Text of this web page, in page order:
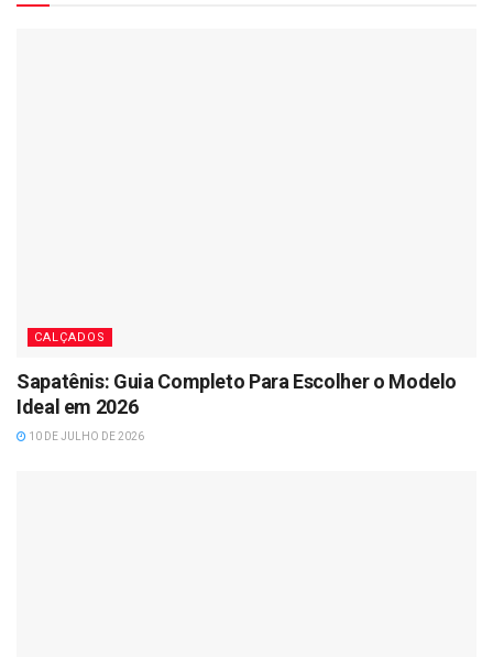
CALÇADOS
Sapatênis: Guia Completo Para Escolher o Modelo
Ideal em 2026
10 DE JULHO DE 2026